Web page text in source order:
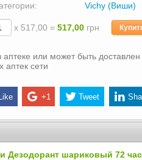
Vichy (Виши)
х 517,00 = 517,00 грн
аптеке или может быть
аптек сети
Like +1 Tweet
Дезодорант шариковый 72